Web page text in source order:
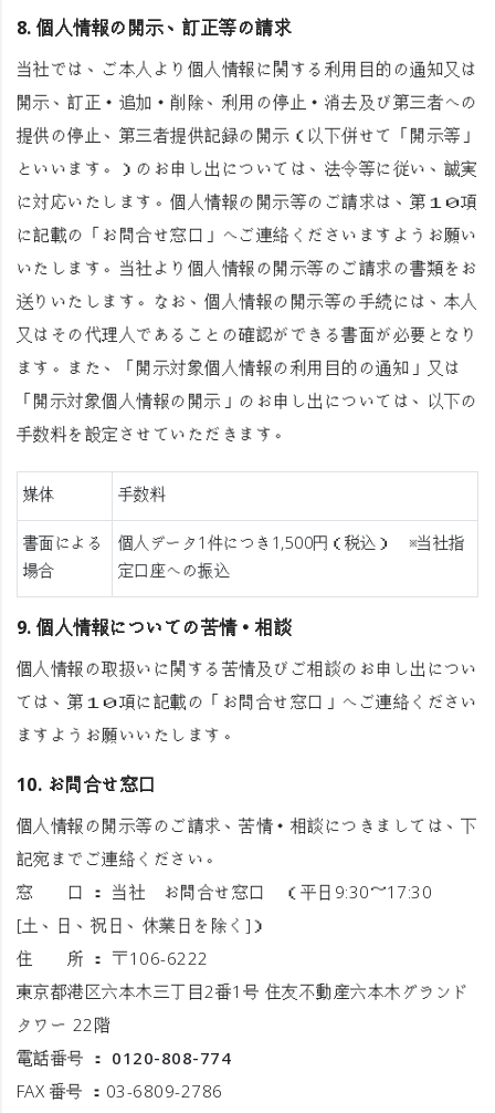
8. 個人情報の開示、訂正等の請求
当社では、ご本人より個人情報に関する利用目的の通知又は
開示、訂正・追加・削除、利用の停止・消去及び第三者への
提供の停止、第三者提供記録の開示（以下併せて「開示等」
といいます。）のお申し出については、法令等に従い、誠実
に対応いたします。個人情報の開示等のご請求は、第１０項
に記載の「お問合せ窓口」へご連絡くださいますようお願い
いたします。当社より個人情報の開示等のご請求の書類をお
送りいたします。なお、個人情報の開示等の手続には、本人
又はその代理人であることの確認ができる書面が必要となり
ます。また、「開示対象個人情報の利用目的の通知」又は
「開示対象個人情報の開示」のお申し出については、以下の
手数料を設定させていただきます。
媒体
手数料
書面による
場合
個人データ1件につき1,500円（税込） ※当社指
定口座への振込
9. 個人情報についての苦情・相談
個人情報の取扱いに関する苦情及びご相談のお申し出につい
ては、第１０項に記載の「お問合せ窓口」へご連絡ください
ますようお願いいたします。
10. お問合せ窓口
個人情報の開示等のご請求、苦情・相談につきましては、下
記宛までご連絡ください。
窓 口 ： 当社 お問合せ窓口 （平日9:30～17:30
[土、日、祝日、休業日を除く]）
住 所 ： 〒106-6222
東京都港区六本木三丁目2番1号 住友不動産六本木グランド
タワー 22階
電話番号 ： 0120-808-774
FAX 番号 ：03-6809-2786